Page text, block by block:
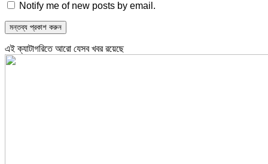
Notify me of new posts by email.
এই ক্যাটাগরিতে আরো যেসব খবর রয়েছে